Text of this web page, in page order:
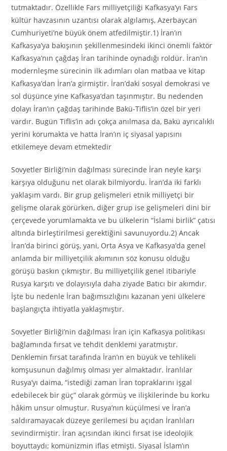
tutmaktadır. Özellikle Fars milliyetçiliği Kafkasya’yı Fars
kültür havzasının uzantısı olarak algılamış, Azerbaycan
Cumhuriyeti’ne büyük önem atfedilmiştir.1) İran’ın
Kafkasya’ya bakışının şekillenmesindeki ikinci önemli faktör
Kafkasya’nın çağdaş İran tarihinde oynadığı roldür. İran’ın
modernleşme sürecinin ilk adımları olan matbaa ve kitap
Kafkasya’dan İran’a girmiştir. İran’daki sosyal demokrasi ve
sol düşünce yine Kafkasya’dan taşınmıştır. Bu nedenden
dolayı İran’ın çağdaş tarihinde Bakü-Tiflis’in özel bir yeri
vardır. Bugün Tiflis’in adı çokça anılmasa da, Bakü ayrıcalıklı
yerini korumakta ve hatta İran’ın iç siyasal yapısını
etkilemeye devam etmektedir
Sovyetler Birliği’nin dağılması sürecinde İran neyle karşı
karşıya olduğunu net olarak bilmiyordu. İran’da iki farklı
yaklaşım vardı. Bir grup gelişmeleri etnik milliyetçi bir
gelişme olarak görürken, diğer grup ise gelişmeleri dini bir
çerçevede yorumlamakta ve bu ülkelerin “İslami birlik” çatısı
altında birleştirilmesi gerektiğini savunuyordu.2) Ancak
İran’da birinci görüş, yani, Orta Asya ve Kafkasya’da genel
anlamda bir milliyetçilik akımının söz konusu olduğu
görüşü baskın çıkmıştır. Bu milliyetçilik genel itibariyle
Rusya karşıtı ve dolayısıyla daha ziyade Batıcı bir akımdır.
İşte bu nedenle İran bağımsızlığını kazanan yeni ülkelere
başlangıçta ihtiyatla yaklaşmıştır.
Sovyetler Birliği’nin dağılması İran için Kafkasya politikası
bağlamında fırsat ve tehdit denklemi yaratmıştır.
Denklemin fırsat tarafında İran’ın en büyük ve tehlikeli
komşusunun dağılmış olması yer almaktadır. İranlılar
Rusya’yı daima, “istediği zaman İran topraklarını işgal
edebilecek bir güç” olarak görmüş ve ilişkilerinde bu korku
hâkim unsur olmuştur. Rusya’nın küçülmesi ve İran’a
saldıramayacak düzeye gerilemesi bu açıdan İranlıları
sevindirmiştir. İran açısından ikinci fırsat ise ideolojik
boyuttaydı; komünizmin iflas etmişti. Siyasal İslam’ın